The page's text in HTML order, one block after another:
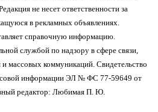
не несет ответственности за
в рекламных объявлениях.
справочную информацию.
службой по надзору в сфере связи,
массовых коммуникаций. Свидетельство
информации ЭЛ № ФС 77-59649 от
редактор: Любимая П. Ю.